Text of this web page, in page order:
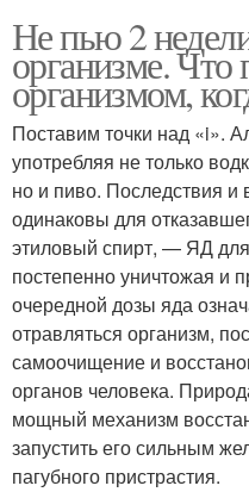
Не пью 2
организме. Что
организмом,
Поставим точки над «i».
употребляя не только
но и пиво. Последствия и
одинаковы для
этиловый спирт, — ЯД
постепенно уничтожая и
очередной дозы яда
отравляться организм,
самоочищение и
органов человека.
мощный механизм
запустить его сильным
пагубного пристрастия.